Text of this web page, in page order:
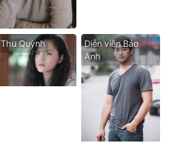
Thu Quỳnh
Diễn viên Bảo
Anh